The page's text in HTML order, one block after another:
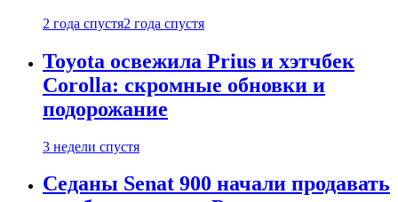
2 года спустя2 года спустя
Toyota освежила Prius и хэтчбек
Corolla: скромные обновки и
подорожание
3 недели спустя
Седаны Senat 900 начали продавать